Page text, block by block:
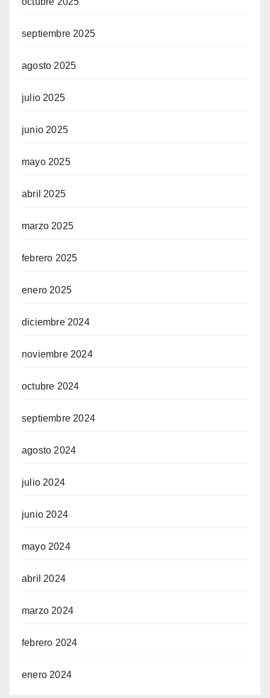
septiembre 2025
agosto 2025
julio 2025
junio 2025
mayo 2025
abril 2025
marzo 2025
febrero 2025
enero 2025
diciembre 2024
noviembre 2024
octubre 2024
septiembre 2024
agosto 2024
julio 2024
junio 2024
mayo 2024
abril 2024
marzo 2024
febrero 2024
enero 2024